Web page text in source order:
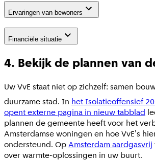
Ervaringen van bewoners
Financiële situatie
4. Bekijk de plannen van
Uw VvE staat niet op zichzelf: samen
duurzame stad. In het Isolatieoffensief
opent externe pagina in nieuw tabblad
plannen de gemeente heeft voor het
Amsterdamse woningen en hoe VvE's
ondersteund. OpAmsterdam aardgasvrij
over warmte-oplossingen in uw buurt.